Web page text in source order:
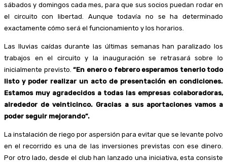
sábados y domingos cada mes, para que sus socios puedan rodar en
el circuito con libertad. Aunque todavía no se ha determinado
exactamente cómo será el funcionamiento y los horarios.
Las lluvias caídas durante las últimas semanas han paralizado los
trabajos en el circuito y la inauguración se retrasará sobre lo
inicialmente previsto. “En enero o febrero esperamos tenerlo todo
listo y poder realizar un acto de presentación en condiciones.
Estamos muy agradecidos a todas las empresas colaboradoras,
alrededor de veinticinco. Gracias a sus aportaciones vamos a
poder seguir mejorando”.
La instalación de riego por aspersión para evitar que se levante polvo
en el recorrido es una de las inversiones previstas con ese dinero.
Por otro lado, desde el club han lanzado una iniciativa, esta consiste